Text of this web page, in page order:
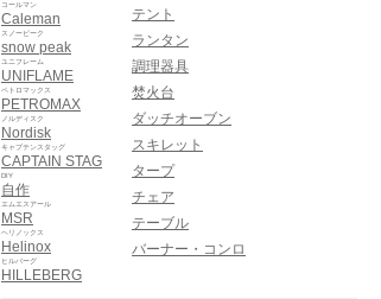
Caleman
コールマン
snow peak
スノーピーク
UNIFLAME
ユニフレーム
PETROMAX
ペトロマックス
Nordisk
ノルディスク
CAPTAIN STAG
キャプテンスタッグ
自作
DIY
MSR
エムエスアール
Helinox
ヘリノックス
HILLEBERG
ヒルバーグ
テント
ランタン
調理器具
焚火台
ダッチオーブン
スキレット
タープ
チェア
テーブル
バーナー・コンロ